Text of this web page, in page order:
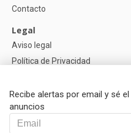
Recibe alertas por email y sé
anuncios
Contacto
Legal
Aviso legal
Política de Privacidad
Ayuda
Preguntas
Nuestros Partners